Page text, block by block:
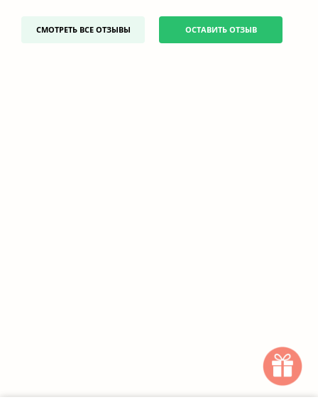
СМОТРЕТЬ ВСЕ ОТЗЫВЫ ОСТАВИТЬ ОТЗЫВ